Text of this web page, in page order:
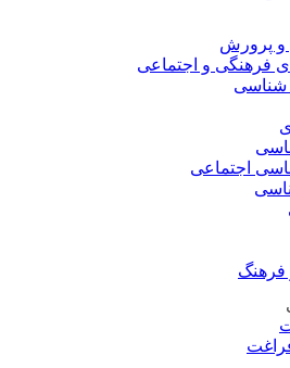
و پرورش
فرهنگی و اجتماعی
شناسی
اجتماعی